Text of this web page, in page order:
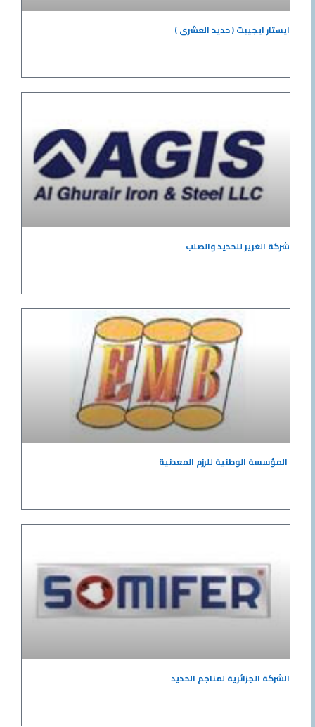
ايستار ايجيبت ( حديد العشرى )
شركة الغرير للحديد والصلب
المؤسسة الوطنية للرزم المعدنية
الشركة الجزائرية لمناجم الحديد